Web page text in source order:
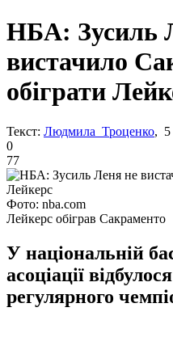
НБА: Зусиль
вистачило
обіграти
Текст: Людмила Троценко, 5
0
77
Фото: nba.com
Лейкерс обіграв Сакраменто
У національній
асоціації
регулярного